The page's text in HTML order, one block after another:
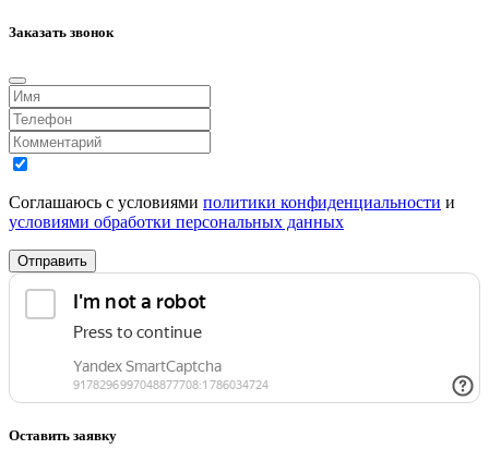
Заказать звонок
Соглашаюсь с условиями политики конфиденциальности и
условиями обработки персональных данных
Отправить
Оставить заявку